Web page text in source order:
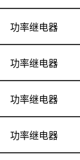
功率继电器
功率继电器
功率继电器
功率继电器